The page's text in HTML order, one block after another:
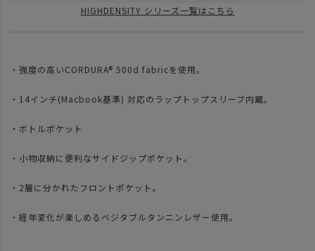
HIGHDENSITY シリーズ一覧はこちら
・強度の高いCORDURA®︎ 500d fabricを使用。
・14インチ(Macbook基準) 対応のラップトップスリーブ内蔵。
・ボトルポケット
・小物収納に便利なサイドジップポケット。
・2層に分かれたフロントポケット。
・経年変化が楽しめるベジタブルタンニンレザー使用。